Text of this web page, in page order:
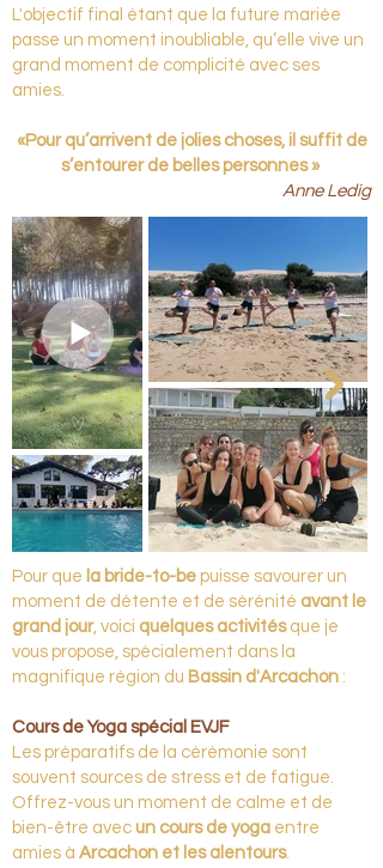
L'objectif final étant que la future mariée
passe un moment inoubliable, qu’elle vive un
grand moment de complicité avec ses
amies.
«Pour qu’arrivent de jolies choses, il suffit de
s’entourer de belles personnes »
Anne Ledig
Pour que la bride-to-be puisse savourer un
moment de détente et de sérénité avant le
grand jour, voici quelques activitésque je
vous propose, spécialement dans la
magnifique région du Bassin d'Arcachon :
Cours de Yoga spécial EVJF
Les préparatifs de la cérémonie sont
souvent sources de stress et de fatigue.
Offrez-vous un moment de calme et de
bien-être avec un cours de yoga entre
amies à Arcachon et les alentours.